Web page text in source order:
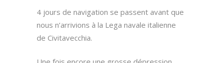
4 jours de navigation se passent avant que
nous n’arrivions à la Lega navale italienne
de Civitavecchia.